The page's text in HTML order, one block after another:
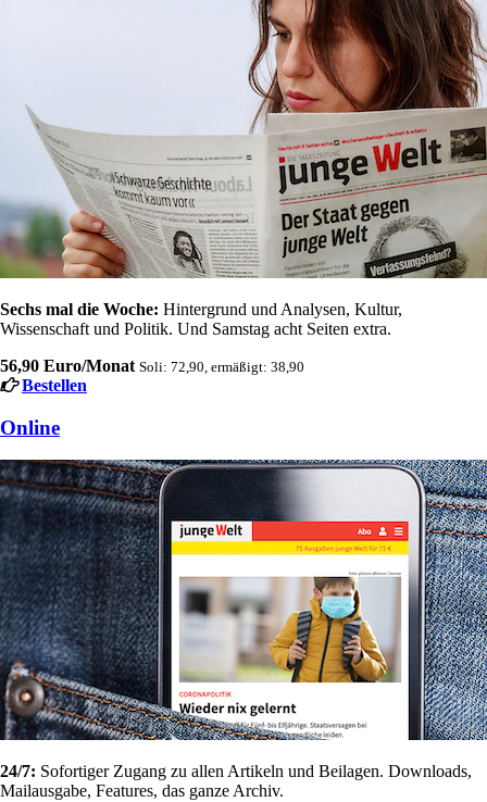
Sechs mal die Woche: Hintergrund und Analysen, Kultur,
Wissenschaft und Politik. Und Samstag acht Seiten extra.
56,90 Euro/Monat Soli: 72,90, ermäßigt: 38,90
Bestellen
Online
24/7: Sofortiger Zugang zu allen Artikeln und Beilagen. Downloads,
Mailausgabe, Features, das ganze Archiv.